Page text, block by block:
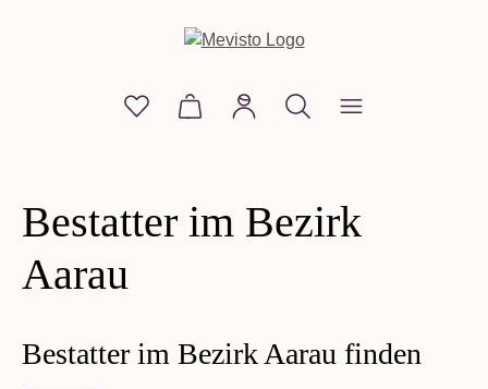
Du hast 0 Produkte auf dem Merkzettel
Warenkorb enthält 0 Positionen.
Bestatter im Bezirk
Aarau
Bestatter im Bezirk Aarau finden